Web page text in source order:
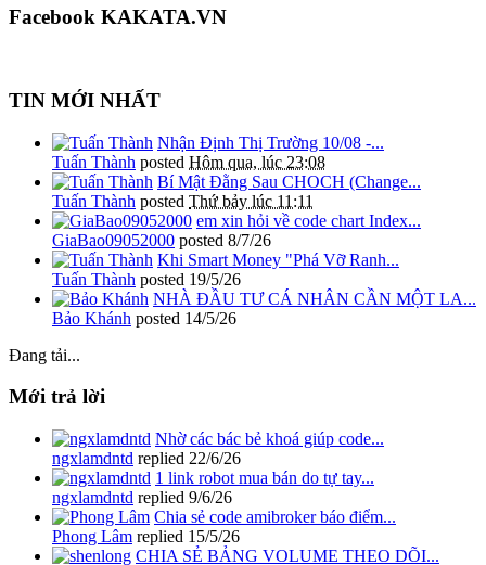
Facebook KAKATA.VN
TIN MỚI NHẤT
Nhận Định Thị Trường 10/08 -...
Tuấn Thành posted Hôm qua, lúc 23:08
Bí Mật Đằng Sau CHOCH (Change...
Tuấn Thành posted Thứ bảy lúc 11:11
em xin hỏi về code chart Index...
GiaBao09052000 posted 8/7/26
Khi Smart Money "Phá Vỡ Ranh...
Tuấn Thành posted 19/5/26
NHÀ ĐẦU TƯ CÁ NHÂN CẦN MỘT LA...
Bảo Khánh posted 14/5/26
Đang tải...
Mới trả lời
Nhờ các bác bẻ khoá giúp code...
ngxlamdntd replied 22/6/26
1 link robot mua bán do tự tay...
ngxlamdntd replied 9/6/26
Chia sẻ code amibroker báo điểm...
Phong Lâm replied 15/5/26
CHIA SẺ BẢNG VOLUME THEO DÕI...